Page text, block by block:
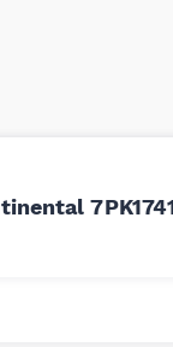
sam više puta
za